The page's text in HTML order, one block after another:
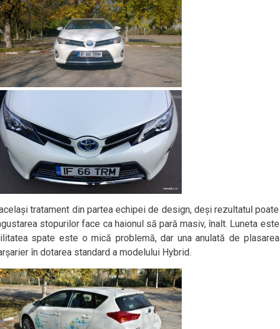
tratament din partea echipei de design, deși rezultatul poate
stopurilor face ca haionul să pară masiv, înalt. Luneta este
spate este o mică problemă, dar una anulată de plasarea
în dotarea standard a modelului Hybrid.